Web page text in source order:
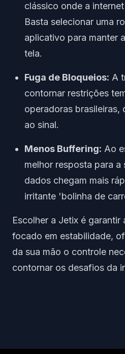
clássico onde a
Basta selecionar uma
aplicativo para manter
tela.
Fuga de Bloqueios: A
contornar restrições
operadoras
ao sinal.
Menos Buffering: Ao
melhor resposta para
dados chegam mais
irritante 'bolinha de
Escolher a Jetix é
focado em estabilidade,
da sua mão o controle
contornar os desafios da